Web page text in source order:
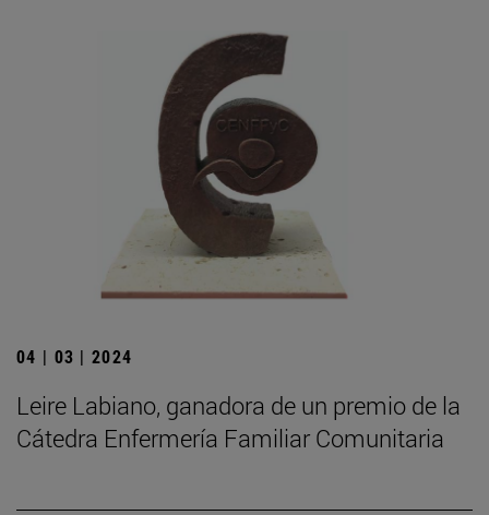
04 | 03 | 2024
Leire Labiano, ganadora de un premio de la
Cátedra Enfermería Familiar Comunitaria